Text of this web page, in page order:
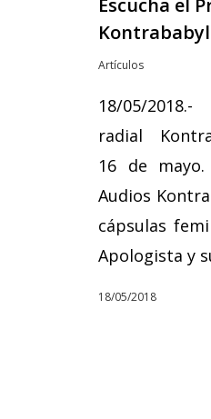
Escucha el
Artículos
18/05/
radial
16 de
Audios
cápsulas
Apologista y
18/05/2018